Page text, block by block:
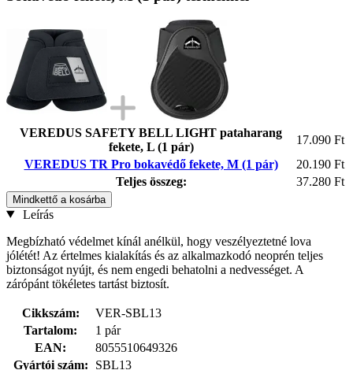
VEREDUS SAFETY BELL LIGHT pataharang
fekete, L (1 pár)
17.090 Ft
VEREDUS TR Pro bokavédő fekete, M (1 pár)
20.190 Ft
Teljes összeg:
37.280 Ft
Mindkettő a kosárba
Leírás
Megbízható védelmet kínál anélkül, hogy veszélyeztetné lova
jólétét! Az értelmes kialakítás és az alkalmazkodó neoprén teljes
biztonságot nyújt, és nem engedi behatolni a nedvességet. A
zárópánt tökéletes tartást biztosít.
Cikkszám:
VER-SBL13
Tartalom:
1 pár
EAN:
8055510649326
Gyártói szám:
SBL13